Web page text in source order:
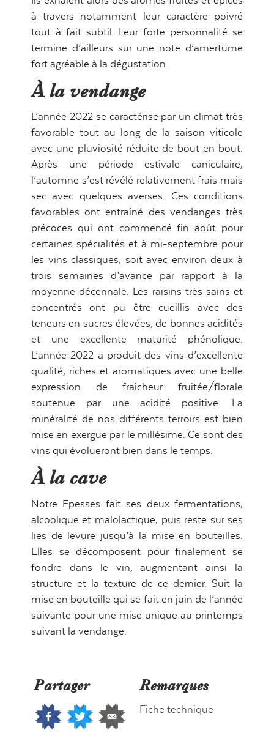
Jeudi - Vendredi
16:00 – 21:30
Samedi - Dimanche
10:30 – 18:00
Lundi - Mercredi
Fermé, ouvert sur réservation uniquement
Domaine de la Crausaz
Chemin de la Creuse 9
1091 GRANDVAUX
à travers notamment leur caractère poivré
tout à fait subtil. Leur forte personnalité se
termine d’ailleurs sur une note d’amertume
fort agréable à la dégustation.
À la vendange
L’année 2022 se caractérise par un climat très
favorable tout au long de la saison viticole
avec une pluviosité réduite de bout en bout.
Après une période estivale caniculaire,
l’automne s’est révélé relativement frais mais
sec avec quelques averses. Ces conditions
favorables ont entraîné des vendanges très
précoces qui ont commencé fin août pour
certaines spécialités et à mi-septembre pour
les vins classiques, soit avec environ deux à
trois semaines d’avance par rapport à la
moyenne décennale. Les raisins très sains et
concentrés ont pu être cueillis avec des
teneurs en sucres élevées, de bonnes acidités
et une excellente maturité phénolique.
L’année 2022 a produit des vins d’excellente
qualité, riches et aromatiques avec une belle
expression de fraîcheur fruitée/florale
soutenue par une acidité positive. La
minéralité de nos différents terroirs est bien
mise en exergue par le millésime. Ce sont des
vins qui évolueront bien dans le temps.
À la cave
Notre Epesses fait ses deux fermentations,
alcoolique et malolactique, puis reste sur ses
lies de levure jusqu’à la mise en bouteilles.
Elles se décomposent pour finalement se
fondre dans le vin, augmentant ainsi la
structure et la texture de ce dernier. Suit la
mise en bouteille qui se fait en juin de l’année
suivante pour une mise unique au printemps
suivant la vendange.
Partager Remarques
Fiche technique